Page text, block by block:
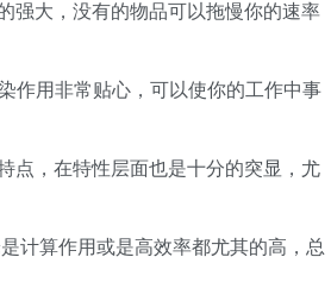
强大，没有的物品可以拖慢你的速率
作用非常贴心，可以使你的工作中事
点，在特性层面也是十分的突显，尤
计算作用或是高效率都尤其的高，总